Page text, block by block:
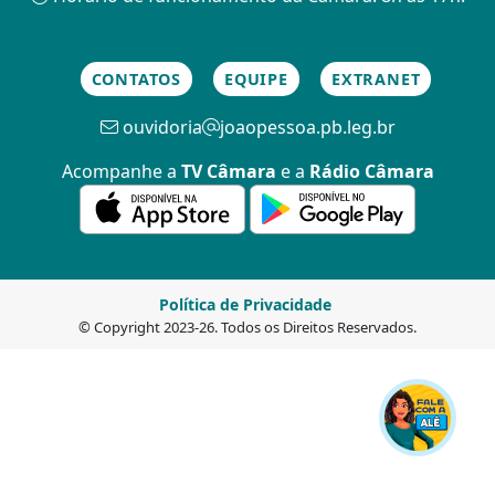
CONTATOS EQUIPE EXTRANET
ouvidoria
joaopessoa.pb.leg.br
Acompanhe a TV Câmara e a Rádio Câmara
© Copyright 2023-26. Todos os Direitos Reservados.
Política de Privacidade